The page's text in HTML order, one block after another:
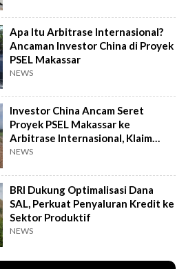
Apa Itu Arbitrase Internasional?
Ancaman Investor China di Proyek
PSEL Makassar
NEWS
Investor China Ancam Seret
Proyek PSEL Makassar ke
Arbitrase Internasional, Klaim
Rugi Rp2,4 T
NEWS
BRI Dukung Optimalisasi Dana
SAL, Perkuat Penyaluran Kredit ke
Sektor Produktif
NEWS